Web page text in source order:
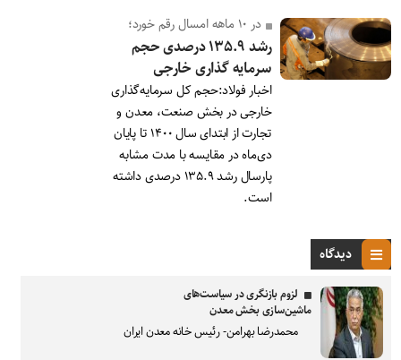
در ۱۰ ماهه امسال رقم خورد؛
رشد ۱۳۵.۹ درصدی حجم
سرمایه گذاری خارجی
اخبار فولاد:حجم کل سرمایه‌گذاری
خارجی در بخش صنعت، معدن و
تجارت از ابتدای سال ۱۴۰۰ تا پایان
دی‌ماه در مقایسه با مدت مشابه
پارسال رشد ۱۳۵.۹ درصدی داشته
است.
دیدگاه
لزوم بازنگری در سیاست‌های
ماشین‌سازی بخش معدن
محمدرضا بهرامن- رئیس خانه معدن ایران